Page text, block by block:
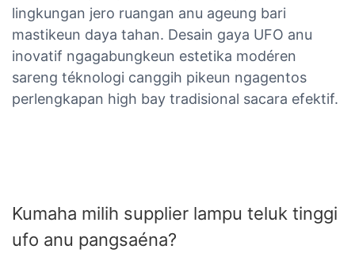
lingkungan jero ruangan anu ageung bari
mastikeun daya tahan. Desain gaya UFO anu
inovatif ngagabungkeun estetika modéren
sareng téknologi canggih pikeun ngagentos
perlengkapan high bay tradisional sacara efektif.
Kumaha milih supplier lampu teluk tinggi
ufo anu pangsaéna?